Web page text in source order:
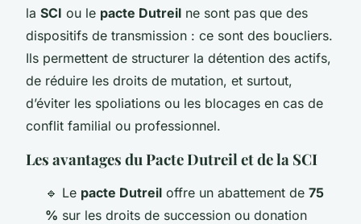
la SCI ou le pacte Dutreil ne sont pas que des
dispositifs de transmission : ce sont des boucliers.
Ils permettent de structurer la détention des actifs,
de réduire les droits de mutation, et surtout,
d’éviter les spoliations ou les blocages en cas de
conflit familial ou professionnel.
Les avantages du Pacte Dutreil et de la SCI
🔹 Le pacte Dutreil offre un abattement de 75
% sur les droits de succession ou donation